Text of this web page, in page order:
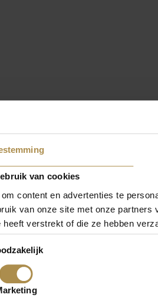
van cookies
content en advertenties te
van onze site met onze
heeft verstrekt of die ze hebben